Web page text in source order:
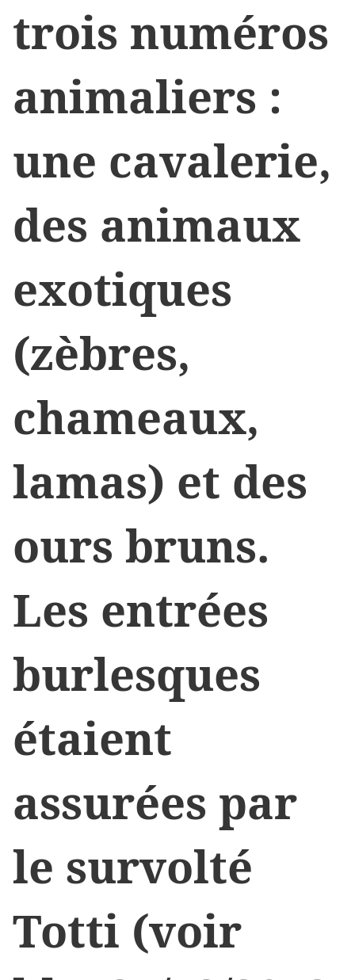
trois numéros
animaliers :
une cavalerie,
des animaux
exotiques
(zèbres,
chameaux,
lamas) et des
ours bruns.
Les entrées
burlesques
étaient
assurées par
le survolté
Totti (voir